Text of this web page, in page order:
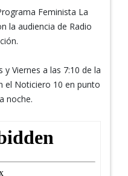
Feminista La
la audiencia de Radio
Viernes a las 7:10 de la
el Noticiero 10 en punto
noche.